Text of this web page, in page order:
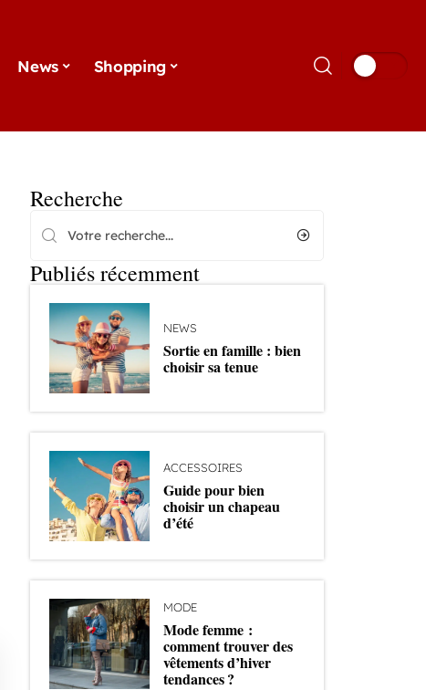
News Shopping
Recherche
Publiés récemment
NEWS
Sortie en famille : bien
choisir sa tenue
ACCESSOIRES
Guide pour bien
choisir un chapeau
d’été
MODE
Mode femme :
comment trouver des
vêtements d’hiver
tendances ?